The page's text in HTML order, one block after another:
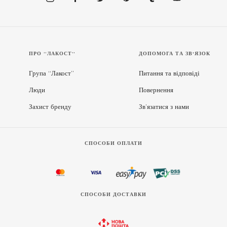
ПРО “ЛАКОСТ”
Група “Лакост”
Люди
Захист бренду
ДОПОМОГА ТА ЗВ'ЯЗОК
Питання та відповіді
Повернення
Зв’язатися з нами
СПОСОБИ ОПЛАТИ
СПОСОБИ ДОСТАВКИ